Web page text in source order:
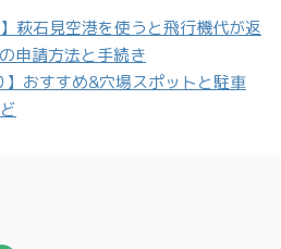
萩石見空港を使うと飛行機代が返
申請方法と手続き
おすすめ&穴場スポットと駐車